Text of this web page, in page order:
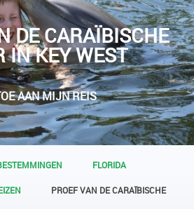
DE CARAÏBISCHE
IN KEY WEST
AAN MIJN REIS
FLORIDA
PROEF VAN DE CARAÏBISCHE